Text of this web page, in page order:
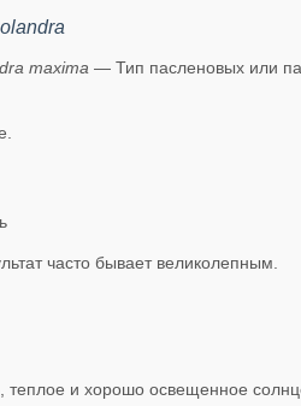
maxima — Тип пасленовых или
часто бывает великолепным.
и хорошо освещенное